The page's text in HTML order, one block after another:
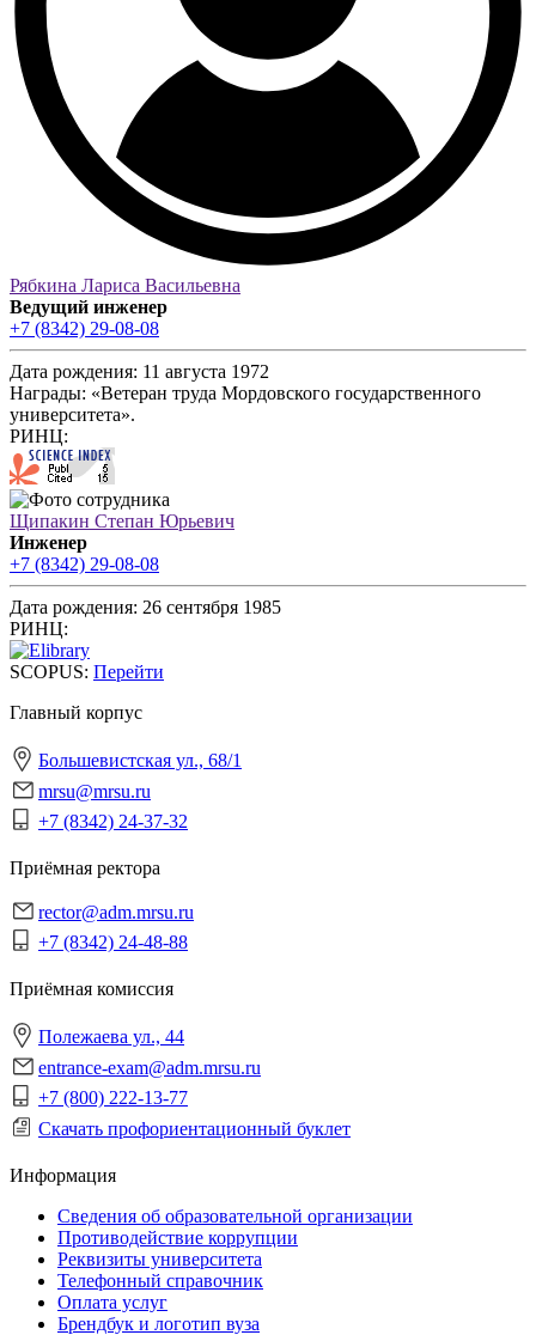
Рябкина Лариса Васильевна
Ведущий инженер
+7 (8342) 29-08-08
Дата рождения: 11 августа 1972
Награды: «Ветеран труда Мордовского государственного
университета».
РИНЦ:
Щипакин Степан Юрьевич
Инженер
+7 (8342) 29-08-08
Дата рождения: 26 сентября 1985
РИНЦ:
SCOPUS: Перейти
Главный корпус
Большевистская ул., 68/1
mrsu@mrsu.ru
+7 (8342) 24-37-32
Приёмная ректора
rector@adm.mrsu.ru
+7 (8342) 24-48-88
Приёмная комиссия
Полежаева ул., 44
entrance-exam@adm.mrsu.ru
+7 (800) 222-13-77
Скачать профориентационный буклет
Информация
Сведения об образовательной организации
Противодействие коррупции
Реквизиты университета
Телефонный справочник
Оплата услуг
Брендбук и логотип вуза